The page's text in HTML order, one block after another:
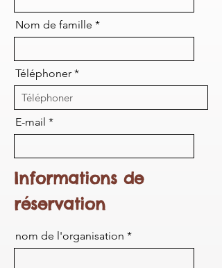
Nom de famille
Téléphoner
E-mail
Informations de
réservation
nom de l'organisation